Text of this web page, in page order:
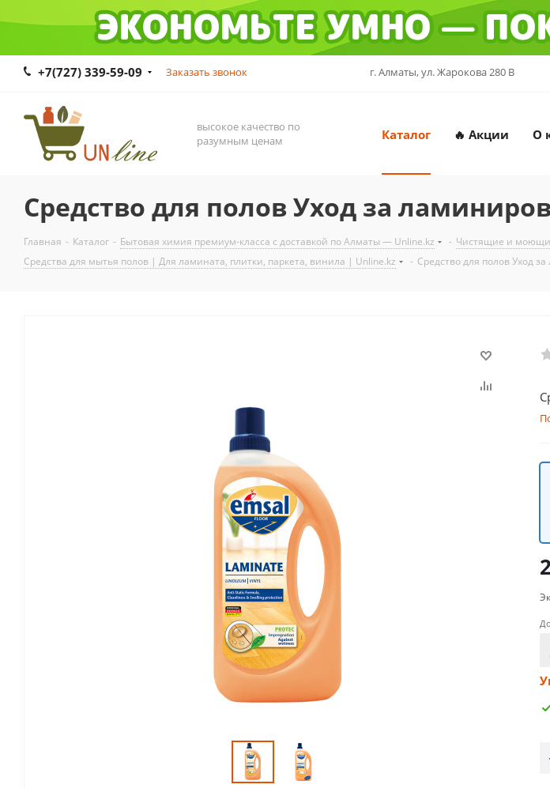
+7(727) 339-59-09 Заказать звонок г. Алматы, ул. Жарокова 280 В
высокое качество по
разумным ценам
Каталог 🔥 Акции О
Средство для полов Уход за
Главная - Каталог - Бытовая химия премиум-класса с доставкой по Алматы — Unline.kz - Чистящие и
Средства для мытья полов | Для ламината, плитки, паркета, винила | Unline.kz
- Средство для полов Уход